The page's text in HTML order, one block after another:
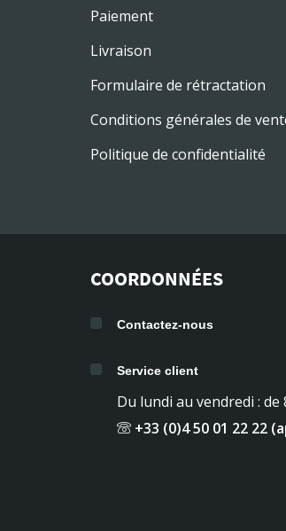
Paiement
Livraison
Formulaire de rétractation
Conditions générales de
Politique de confidentialité
COORDONNÉES
Contactez-nous
Service client
Du lundi au vendredi : de
+33 (0)4 50 01 22 22